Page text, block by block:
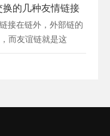
换的几种友情链接
接在链外，外部链的
而友谊链就是这